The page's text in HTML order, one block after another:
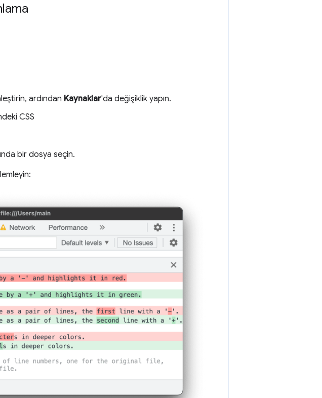
ardından Kaynaklar'da değişiklik yapın.
CSS
bir dosya seçin.